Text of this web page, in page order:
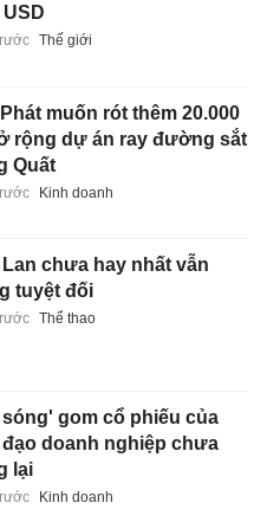
Thế giới
muốn rót thêm 20.000
rộng dự án ray đường sắt
Quất
Kinh doanh
chưa hay nhất vẫn
tuyệt đối
Thể thao
gom cổ phiếu của
đạo doanh nghiệp chưa
lại
Kinh doanh